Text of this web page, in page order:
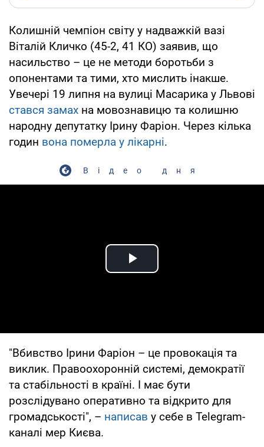
Колишній чемпіон світу у надважкій вазі
Віталій Кличко (45-2, 41 КО) заявив, що
насильство – це не методи боротьби з
опонентами та тими, хто мислить інакше.
Увечері 19 липня на вулиці Масарика у Львові
стався замах на мовознавицю та колишню
народну депутатку Ірину Фаріон. Через кілька
годин вона померла у лікарні.
Відео дня
Play Video
"Вбивство Ірини Фаріон – це провокація та
виклик. Правоохоронній системі, демократії
та стабільності в країні. І має бути
розслідувано оперативно та відкрито для
громадськості", – написав у себе в Telegram-
каналі мер Києва.